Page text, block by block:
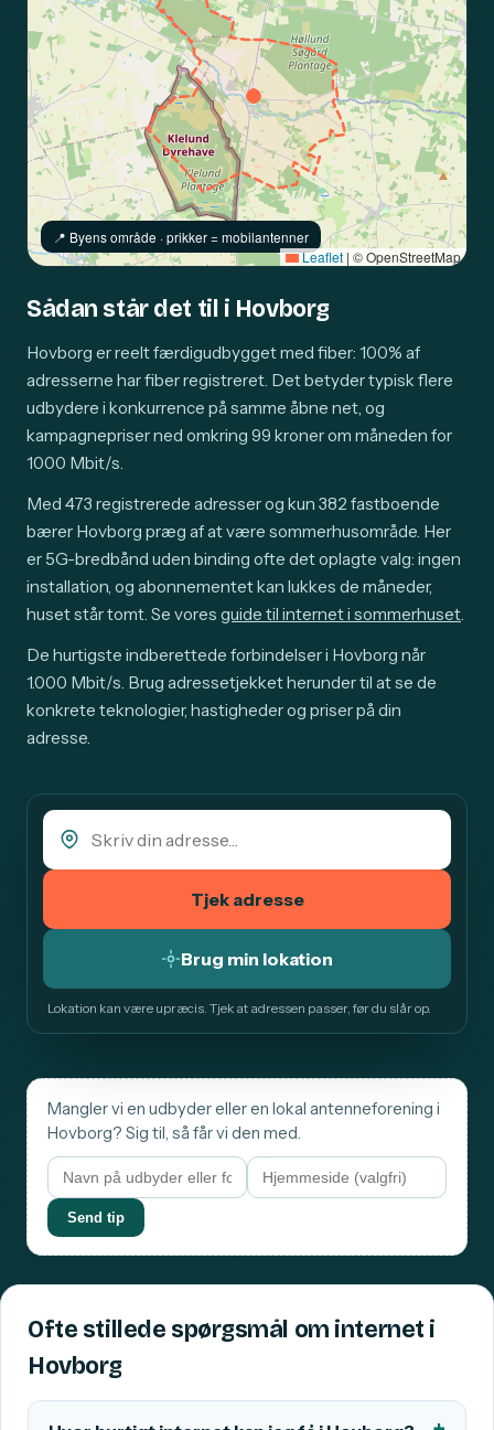
📍️ Byens område · prikker = mobilantenner
Leaflet | © OpenStreetMap
Sådan står det til i Hovborg
Hovborg er reelt færdigudbygget med fiber: 100% af
adresserne har fiber registreret. Det betyder typisk flere
udbydere i konkurrence på samme åbne net, og
kampagnepriser ned omkring 99 kroner om måneden for
1000 Mbit/s.
Med 473 registrerede adresser og kun 382 fastboende
bærer Hovborg præg af at være sommerhusområde. Her
er 5G-bredbånd uden binding ofte det oplagte valg: ingen
installation, og abonnementet kan lukkes de måneder,
huset står tomt. Se vores guide til internet i sommerhuset.
De hurtigste indberettede forbindelser i Hovborg når
1.000 Mbit/s. Brug adressetjekket herunder til at se de
konkrete teknologier, hastigheder og priser på din
adresse.
Tjek adresse
Brug min lokation
Lokation kan være upræcis. Tjek at adressen passer, før du slår op.
Mangler vi en udbyder eller en lokal antenneforening i
Hovborg? Sig til, så får vi den med.
Send tip
Ofte stillede spørgsmål om internet i
Hovborg